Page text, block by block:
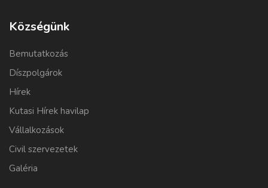
Községünk
Bemutatkozás
Díszpolgárok
Hírek
Kutasi Hírek havilap
Vállalkozások
Civil szervezetek
Galéria